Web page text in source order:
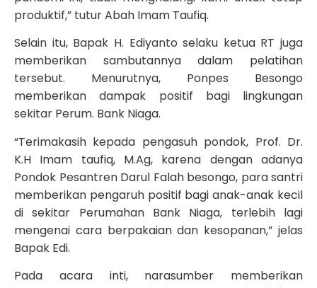
produktif,” tutur Abah Imam Taufiq.
Selain itu, Bapak H. Ediyanto selaku ketua RT juga
memberikan sambutannya dalam pelatihan
tersebut. Menurutnya, Ponpes Besongo
memberikan dampak positif bagi lingkungan
sekitar Perum. Bank Niaga.
“Terimakasih kepada pengasuh pondok, Prof. Dr.
K.H Imam taufiq, M.Ag, karena dengan adanya
Pondok Pesantren Darul Falah besongo, para santri
memberikan pengaruh positif bagi anak-anak kecil
di sekitar Perumahan Bank Niaga, terlebih lagi
mengenai cara berpakaian dan kesopanan,” jelas
Bapak Edi.
Pada acara inti, narasumber memberikan